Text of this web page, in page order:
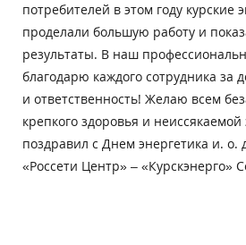
потребителей в этом году курские
проделали большую работу и
результаты. В наш
благодарю каждого сотрудника за
и ответственность! Желаю всем
крепкого здоровья и
поздравил с Днем энергетика и. о.
«Россети Центр» – «Курскэнерго»